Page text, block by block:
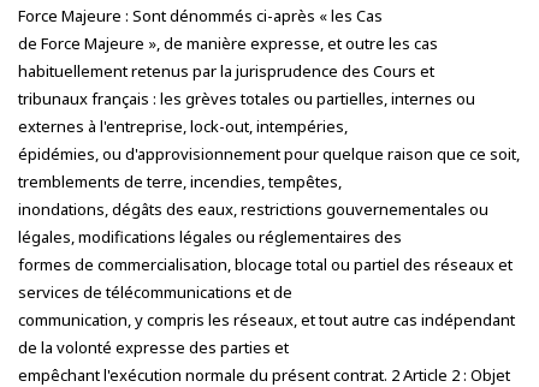
Force Majeure : Sont dénommés ci-après « les Cas
de Force Majeure », de manière expresse, et outre les cas
habituellement retenus par la jurisprudence des Cours et
tribunaux français : les grèves totales ou partielles, internes ou
externes à l'entreprise, lock-out, intempéries,
épidémies, ou d'approvisionnement pour quelque raison que ce soit,
tremblements de terre, incendies, tempêtes,
inondations, dégâts des eaux, restrictions gouvernementales ou
légales, modifications légales ou réglementaires des
formes de commercialisation, blocage total ou partiel des réseaux et
services de télécommunications et de
communication, y compris les réseaux, et tout autre cas indépendant
de la volonté expresse des parties et
empêchant l'exécution normale du présent contrat. 2 Article 2 : Objet